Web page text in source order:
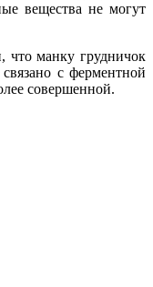
вещества не могут
что манку грудничок
с ферментной
совершенной.